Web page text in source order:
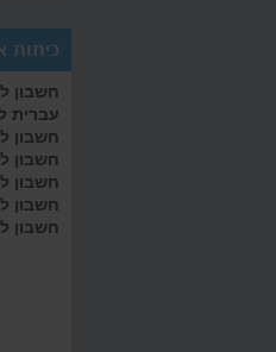
כיתות
חשבון
עברית
חשבון
חשבון
חשבון
חשבון
חשבון